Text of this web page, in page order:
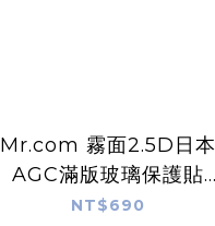
Mr.com 霧面2.5D日本
AGC滿版玻璃保護貼
for iPhone 18
NT$690